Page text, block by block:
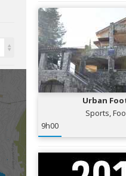
Urban
Sports,
9h00